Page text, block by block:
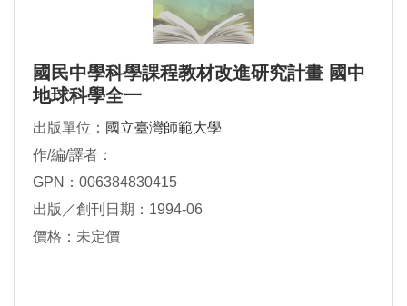
國民中學科學課程教材改進研究計畫 國中
地球科學全一
出版單位： 國立臺灣師範大學
作/編/譯者：
GPN：006384830415
出版／創刊日期：1994-06
價格：未定價